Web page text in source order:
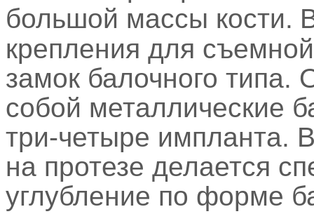
большой массы кости.
крепления для
замок балочного типа.
собой металлические
три-четыре импланта.
на протезе делается
углубление по форме